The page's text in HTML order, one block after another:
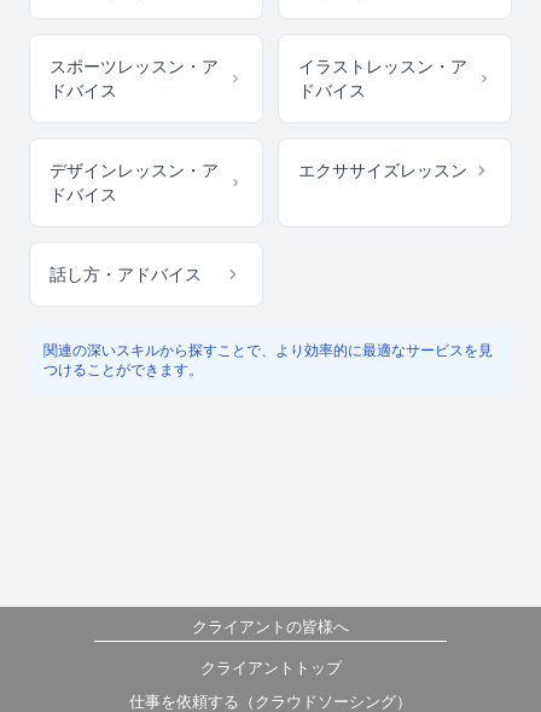
スポーツレッスン・ア
ドバイス
イラストレッスン・ア
ドバイス
デザインレッスン・ア
ドバイス
エクササイズレッスン
話し方・アドバイス
関連の深いスキルから探すことで、より効率的に最適なサービスを見
つけることができます。
クライアントの皆様へ
クライアントトップ
仕事を依頼する（クラウドソーシング）